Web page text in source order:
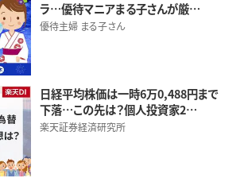
ラ…優待マニアまる子さんが厳…
優待主婦 まる子さん
日経平均株価は一時6万0,488円まで
下落…この先は？個人投資家2…
楽天証券経済研究所